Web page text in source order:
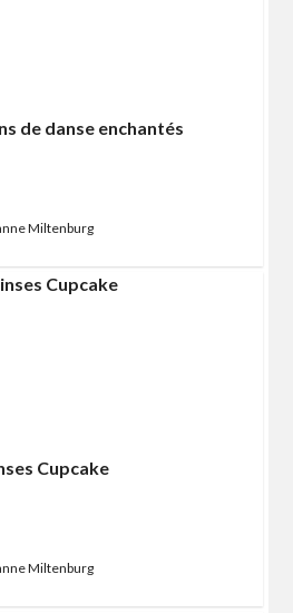
de danse enchantés
Miltenburg
Cupcake
Miltenburg